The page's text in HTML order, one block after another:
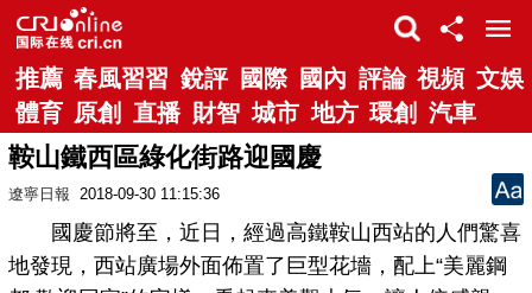
推薦 春風習習 銳評 國際 國內 評論 視頻 文娛
體育 原創 直播 財智 城市 地方 環創 汽車
鞍山鐵西區綠化街路迎國慶
遼寧日報 2018-09-30 11:15:36
國慶節將至，近日，經過高鐵鞍山西站的人們驚喜
地發現，西站廣場外面佈置了巨型花墻，配上“美麗鋼